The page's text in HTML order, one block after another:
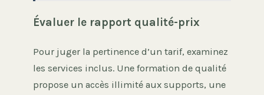
Évaluer le rapport qualité-prix
Pour juger la pertinence d’un tarif, examinez
les services inclus. Une formation de qualité
propose un accès illimité aux supports, une